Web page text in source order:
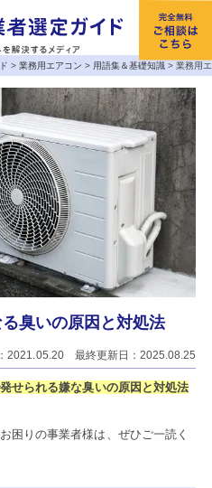
> 業務用エアコン > 用語集＆基礎知識 >業務用
臭いの原因と対処法
2021.05.20 最終更新日：2025.08.25
せられる嫌な臭いの原因と対処法
困りの事業者様は、ぜひご一読く